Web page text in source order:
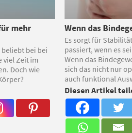
mehr
bei bei
viel Zeit im
Doch wie
Wenn das
Es sorgt für
passiert, wenn es
Wenn das
sich das nicht nur
auch funktional
Diesen Artikel